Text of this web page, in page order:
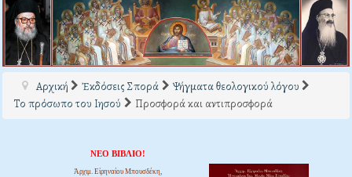
Αρχική Ἐκδόσεις Σπορά
Ψήγματα θεολογικού λόγου
Το πρόσωπο του Ιησού
Προσφορά και αντιπροσφορά
ΝΕΟ ΒΙΒΛΙΟ!
Ἀρχιμ. Εἰρηναίου Μπουσδέκη,